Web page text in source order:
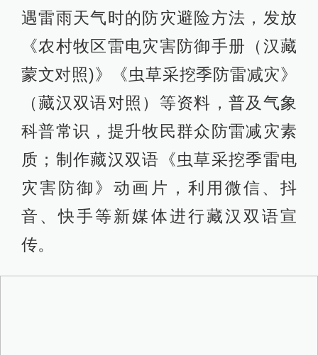
遇雷雨天气时的防灾避险方法，发放
《农村牧区雷电灾害防御手册（汉藏
蒙文对照)》《虫草采挖季防雷减灾》
（藏汉双语对照）等资料，普及气象
科普常识，提升牧民群众防雷减灾素
质；制作藏汉双语《虫草采挖季雷电
灾害防御》动画片，利用微信、抖
音、快手等新媒体进行藏汉双语宣
传。